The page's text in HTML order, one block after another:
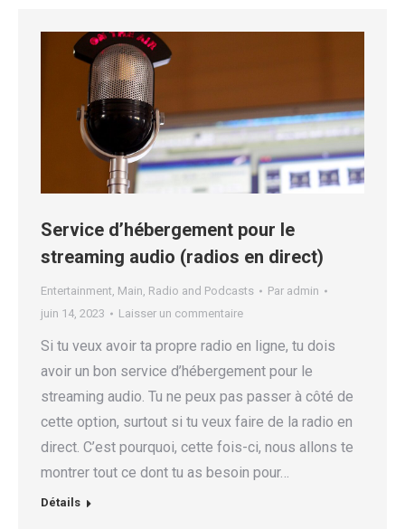
Service d’hébergement pour le
streaming audio (radios en direct)
Entertainment, Main, Radio and Podcasts Par admin
juin 14, 2023
Laisser un commentaire
Si tu veux avoir ta propre radio en ligne, tu dois
avoir un bon service d’hébergement pour le
streaming audio. Tu ne peux pas passer à côté de
cette option, surtout si tu veux faire de la radio en
direct. C’est pourquoi, cette fois-ci, nous allons te
montrer tout ce dont tu as besoin pour…
Détails